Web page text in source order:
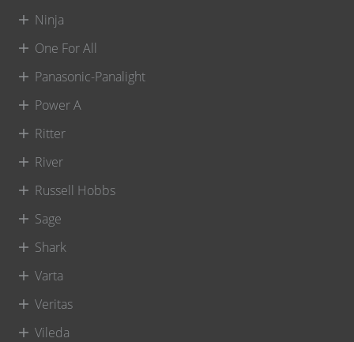
Ninja
One For All
Panasonic-Panalight
Power A
Ritter
River
Russell Hobbs
Sage
Shark
Varta
Veritas
Vileda